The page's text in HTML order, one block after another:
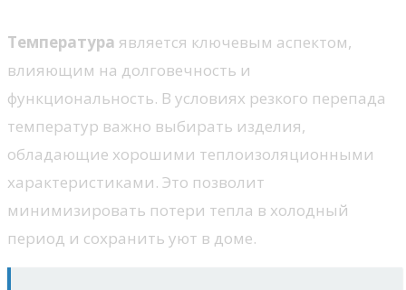
Температура является ключевым аспектом,
влияющим на долговечность и
функциональность. В условиях резкого перепада
температур важно выбирать изделия,
обладающие хорошими теплоизоляционными
характеристиками. Это позволит
минимизировать потери тепла в холодный
период и сохранить уют в доме.